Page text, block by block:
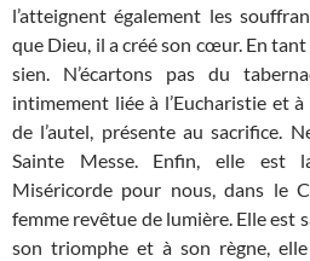
l’atteignent également les
que Dieu, il a créé son cœur. En
sien. N’écartons pas du
intimement liée à l’Eucharistie et
de l’autel, présente au sacrifice.
Sainte Messe. Enfin, elle est
Miséricorde pour nous, dans le
femme revêtue de lumière. Elle est
son triomphe et à son règne,